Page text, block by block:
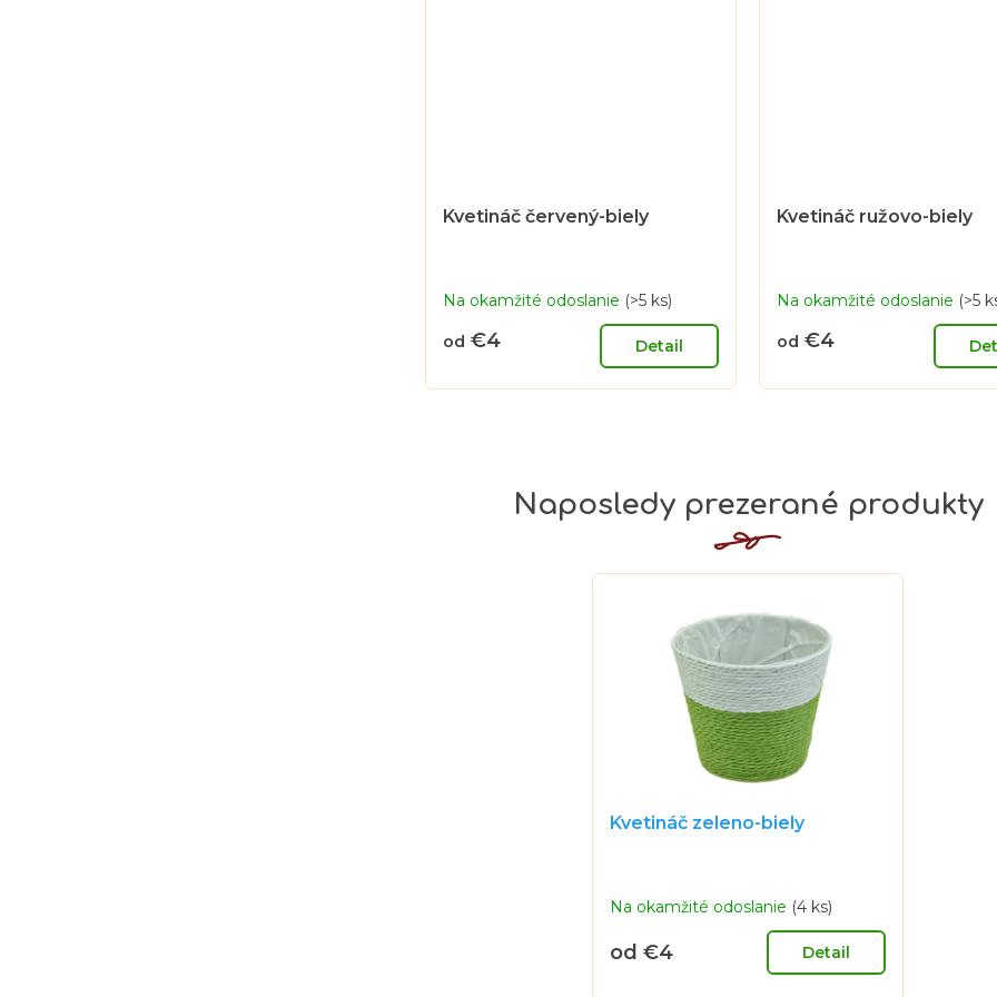
Kvetináč červený-biely
Na okamžité odoslanie (>5 ks)
od €4 Detail
Kvetináč ružovo-biely
Na okamžité odoslanie (>5
od €4
Naposledy prezerané produkty
Kvetináč zeleno-biely
hodnotenie
je
Na okamžité odoslanie (4 ks)
od €4 Detail